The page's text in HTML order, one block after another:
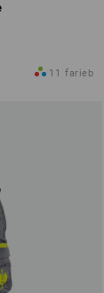
11 farieb